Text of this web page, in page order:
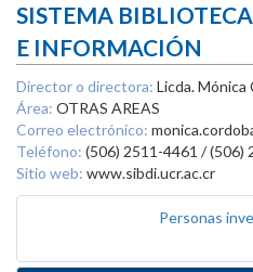
SISTEMA
E INFORMACIÓN
Director o directora: Licda. Mónica
Área: OTRAS AREAS
Correo electrónico:
Teléfono: (506) 2511-4461 / (506)
Sitio web: www.sibdi.ucr.ac.cr
Personas